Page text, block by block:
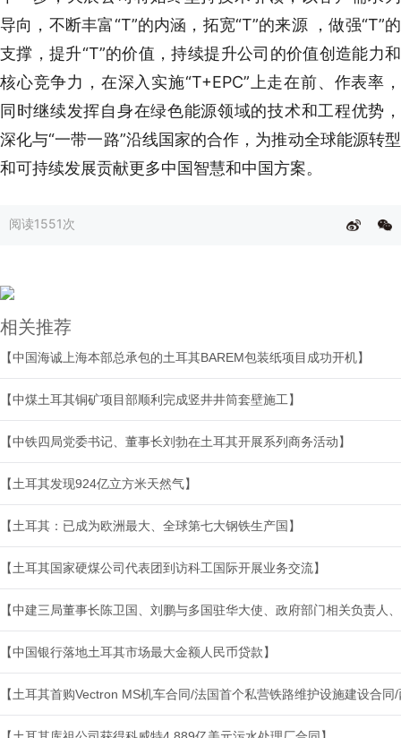
导向，不断丰富“T”的内涵，拓宽“T”的来源 ，做强“T”的
支撑，提升“T”的价值，持续提升公司的价值创造能力和
核心竞争力，在深入实施“T+EPC”上走在前、作表率，
同时继续发挥自身在绿色能源领域的技术和工程优势，
深化与“一带一路”沿线国家的合作，为推动全球能源转型
和可持续发展贡献更多中国智慧和中国方案。
阅读1551次
相关推荐
【中国海诚上海本部总承包的土耳其BAREM包装纸项目成功开机】
【中煤土耳其铜矿项目部顺利完成竖井井筒套壁施工】
【中铁四局党委书记、董事长刘勃在土耳其开展系列商务活动】
【土耳其发现924亿立方米天然气】
【土耳其：已成为欧洲最大、全球第七大钢铁生产国】
【土耳其国家硬煤公司代表团到访科工国际开展业务交流】
【中建三局董事长陈卫国、刘鹏与多国驻华大使、政府部门相关负责人
【中国银行落地土耳其市场最大金额人民币贷款】
【土耳其首购Vectron MS机车合同/法国首个私营铁路维护设施建设合